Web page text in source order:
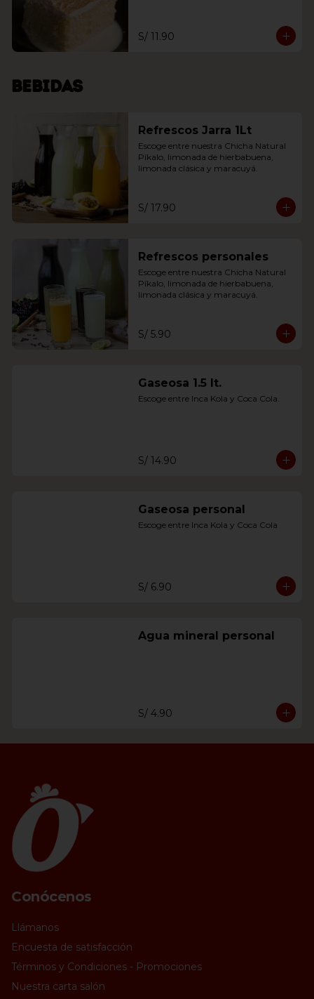
S/ 11.90
Bebidas
Refrescos Jarra 1Lt
Escoge entre nuestra Chicha Natural
Píkalo, limonada de hierbabuena,
limonada clásica y maracuyá.
S/ 17.90
Refrescos personales
Escoge entre nuestra Chicha Natural
Píkalo, limonada de hierbabuena,
limonada clásica y maracuyá.
S/ 5.90
Gaseosa 1.5 lt.
Escoge entre Inca Kola y Coca Cola.
S/ 14.90
Gaseosa personal
Escoge entre Inca Kola y Coca Cola
S/ 6.90
Agua mineral personal
S/ 4.90
Conócenos
Llámanos
Encuesta de satisfacción
Términos y Condiciones - Promociones
Nuestra carta salón